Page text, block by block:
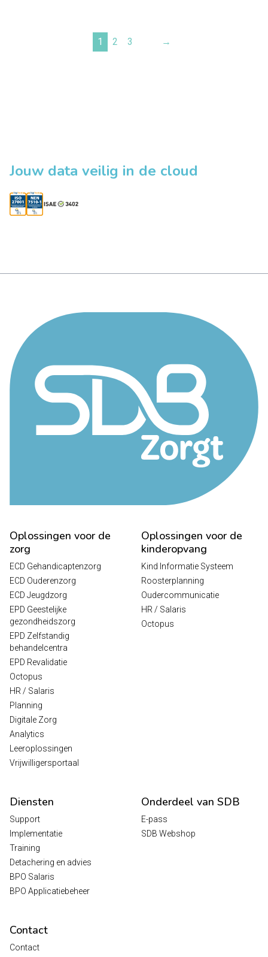
1 2 3 →
Jouw data veilig in de cloud
Oplossingen voor de
zorg
ECD Gehandicaptenzorg
ECD Ouderenzorg
ECD Jeugdzorg
EPD Geestelijke
gezondheidszorg
EPD Zelfstandig
behandelcentra
EPD Revalidatie
Octopus
HR / Salaris
Planning
Digitale Zorg
Analytics
Leeroplossingen
Vrijwilligersportaal
Oplossingen voor de
kinderopvang
Kind Informatie Systeem
Roosterplanning
Oudercommunicatie
HR / Salaris
Octopus
Diensten
Support
Implementatie
Training
Detachering en advies
BPO Salaris
BPO Applicatiebeheer
Onderdeel van SDB
E-pass
SDB Webshop
Contact
Contact